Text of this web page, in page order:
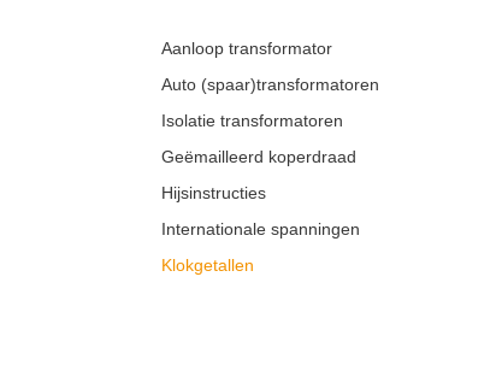
Aanloop transformator
Auto (spaar)transformatoren
Isolatie transformatoren
Geëmailleerd koperdraad
Hijsinstructies
Internationale spanningen
Klokgetallen